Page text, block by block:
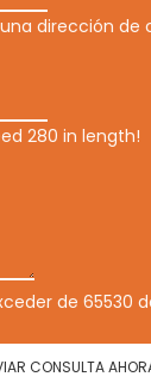
dirección de
280 in length!
de 65530
CONSULTA